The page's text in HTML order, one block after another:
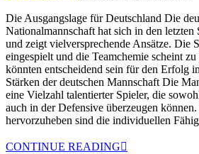
Die Ausgangslage für Deutschland Die
Nationalmannschaft hat sich in den letzten
und zeigt vielversprechende Ansätze. Die
eingespielt und die Teamchemie scheint
könnten entscheidend sein für den Erfolg
Stärken der deutschen Mannschaft Die
eine Vielzahl talentierter Spieler, die
auch in der Defensive überzeugen können.
hervorzuheben sind die individuellen
CONTINUE READING